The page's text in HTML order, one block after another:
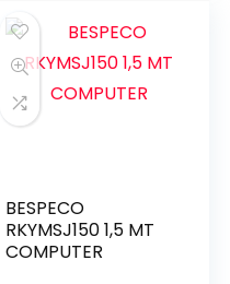
era:
65,00€.25,00€.
BESPECO
RKYMSJ150 1,5 MT
COMPUTER